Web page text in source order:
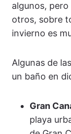
algunos,
otros, sobre
invierno es
Algunas de
un baño en
Gran
playa